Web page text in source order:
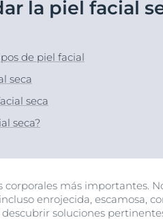
UltraSensitive y
solar Envejecimiento de la piel
Filler + Elasticity 3D Serum
5.0170 Opiniones
Online
Ver
la piel facial
de piel facial
seca
seca
seca?
corporales más importantes.
enrojecida, escamosa,
soluciones